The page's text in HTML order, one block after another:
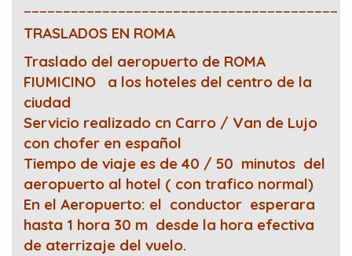
TRASLADOS EN ROMA
Traslado del aeropuerto de ROMA
FIUMICINO a los hoteles del centro de la
ciudad
Servicio realizado cn Carro / Van de Lujo
con chofer en español
Tiempo de viaje es de 40 / 50 minutos del
aeropuerto al hotel ( con trafico normal)
En el Aeropuerto: el conductor esperara
hasta 1 hora 30 m desde la hora efectiva
de aterrizaje del vuelo.